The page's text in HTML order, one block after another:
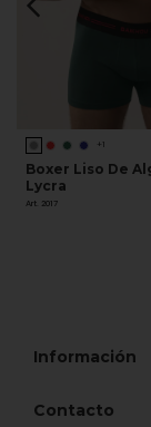
+1
Boxer Liso De
Lycra
Art. 2017
Información
Contacto